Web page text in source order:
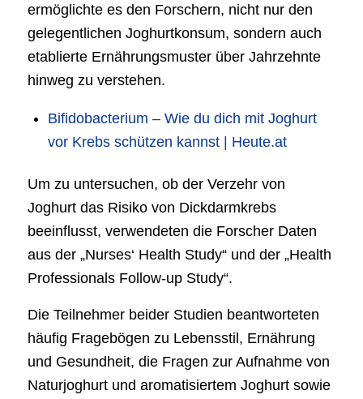
ermöglichte es den Forschern, nicht nur den
gelegentlichen Joghurtkonsum, sondern auch
etablierte Ernährungsmuster über Jahrzehnte
hinweg zu verstehen.
Bifidobacterium – Wie du dich mit Joghurt
vor Krebs schützen kannst | Heute.at
Um zu untersuchen, ob der Verzehr von
Joghurt das Risiko von Dickdarmkrebs
beeinflusst, verwendeten die Forscher Daten
aus der „Nurses‘ Health Study“ und der „Health
Professionals Follow-up Study“.
Die Teilnehmer beider Studien beantworteten
häufig Fragebögen zu Lebensstil, Ernährung
und Gesundheit, die Fragen zur Aufnahme von
Naturjoghurt und aromatisiertem Joghurt sowie